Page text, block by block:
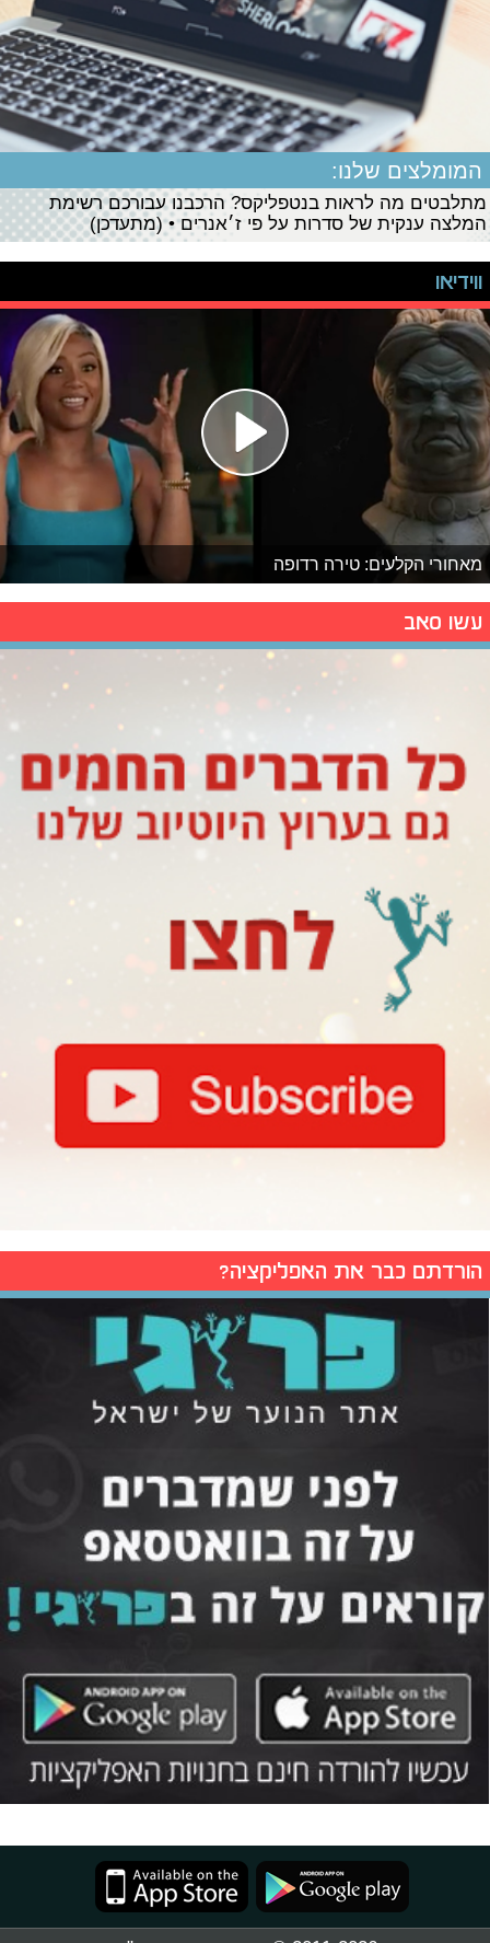
המומלצים שלנו:
מתלבטים מה לראות בנטפליקס? הרכבנו עבורכם רשימת
המלצה ענקית של סדרות על פי ז׳אנרים • (מתעדכן)
ווידיאו
מאחורי הקלעים: טירה רדופה
עשו סאב
הורדתם כבר את האפליקציה?